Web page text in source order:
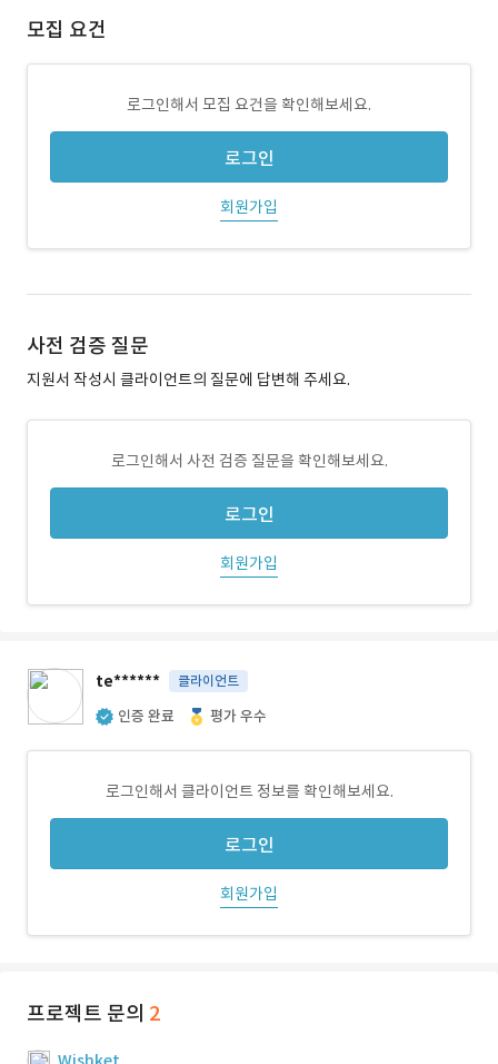
모집 요건
로그인해서 모집 요건을 확인해보세요.
로그인
회원가입
사전 검증 질문
지원서 작성시 클라이언트의 질문에 답변해 주세요.
로그인해서 사전 검증 질문을 확인해보세요.
로그인
회원가입
te****** 클라이언트
인증 완료 평가 우수
로그인해서 클라이언트 정보를 확인해보세요.
로그인
회원가입
프로젝트 문의 2